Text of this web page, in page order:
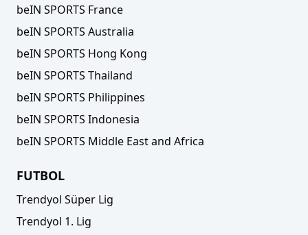
beIN SPORTS France
beIN SPORTS Australia
beIN SPORTS Hong Kong
beIN SPORTS Thailand
beIN SPORTS Philippines
beIN SPORTS Indonesia
beIN SPORTS Middle East and Africa
FUTBOL
Trendyol Süper Lig
Trendyol 1. Lig